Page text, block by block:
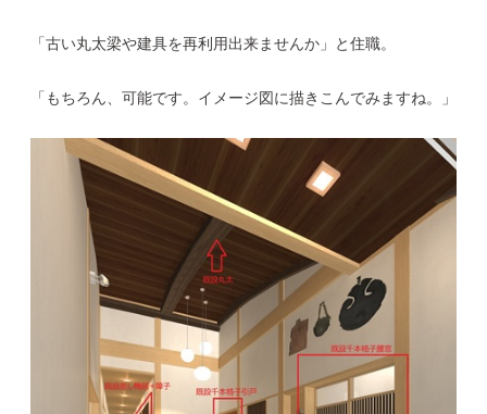
「古い丸太梁や建具を再利用出来ませんか」と住職。
「もちろん、可能です。イメージ図に描きこんでみますね。」